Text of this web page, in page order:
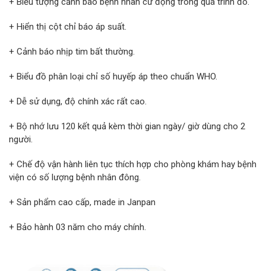
+ Hiển thị cột chỉ báo áp suất.
+ Cảnh báo nhịp tim bất thường.
+ Biểu đồ phân loại chỉ số huyếp áp theo chuẩn WHO.
+ Dễ sử dụng, độ chính xác rất cao.
+ Bộ nhớ lưu 120 kết quả kèm thời gian ngày/ giờ dùng cho 2
người.
+ Chế độ vận hành liên tục thích hợp cho phòng khám hay bệnh
viện có số lượng bệnh nhân đông.
+ Sản phẩm cao cấp, made in Janpan
+ Bảo hành 03 năm cho máy chính.